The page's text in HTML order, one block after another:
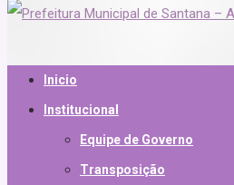
Inicio
Institucional
Equipe de Governo
Transposição